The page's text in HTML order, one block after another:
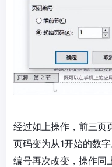
经过如上操作，前三页
页码变为从1开始的数
编号再次改变，操作同